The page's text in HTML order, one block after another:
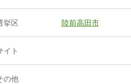
挙区 陸前高田市
イト
の他